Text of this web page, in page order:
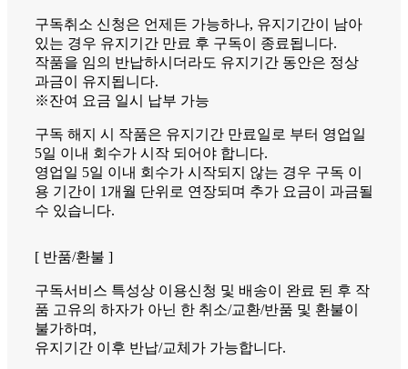
구독취소 신청은 언제든 가능하나, 유지기간이 남아
있는 경우 유지기간 만료 후 구독이 종료됩니다.
작품을 임의 반납하시더라도 유지기간 동안은 정상
과금이 유지됩니다.
※잔여 요금 일시 납부 가능
구독 해지 시 작품은 유지기간 만료일로 부터 영업일
5일 이내 회수가 시작 되어야 합니다.
영업일 5일 이내 회수가 시작되지 않는 경우 구독 이
용 기간이 1개월 단위로 연장되며 추가 요금이 과금될
수 있습니다.
[ 반품/환불 ]
구독서비스 특성상 이용신청 및 배송이 완료 된 후 작
품 고유의 하자가 아닌 한 취소/교환/반품 및 환불이
불가하며,
유지기간 이후 반납/교체가 가능합니다.